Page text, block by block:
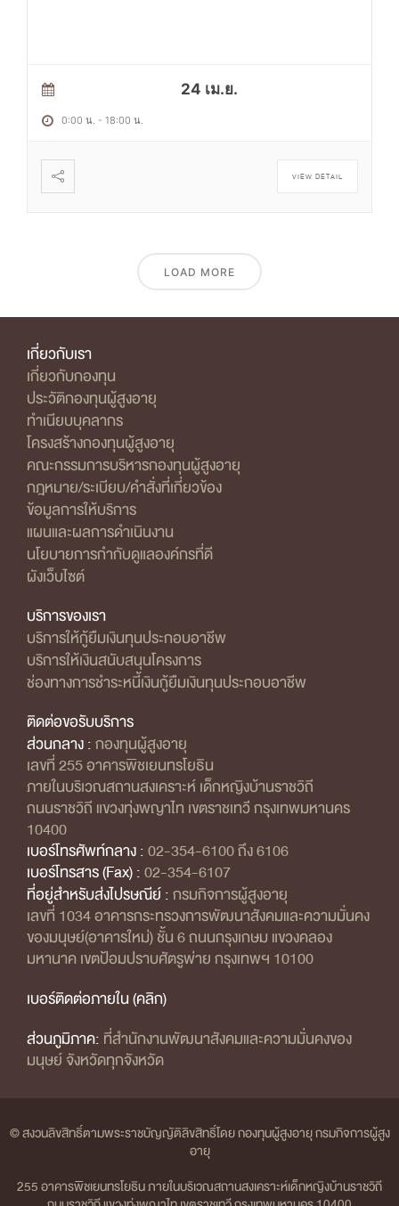
24 เม.ย.
0:00 น. - 18:00 น.
VIEW DETAIL
LOAD MORE
เกี่ยวกับเรา
เกี่ยวกับกองทุน
ประวัติกองทุนผู้สูงอายุ
ทำเนียบบุคลากร
โครงสร้างกองทุนผู้สูงอายุ
คณะกรรมการบริหารกองทุนผู้สูงอายุ
กฎหมาย/ระเบียบ/คำสั่งที่เกี่ยวข้อง
ข้อมูลการให้บริการ
แผนและผลการดำเนินงาน
นโยบายการกำกับดูแลองค์กรที่ดี
ผังเว็บไซต์
บริการของเรา
บริการให้กู้ยืมเงินทุนประกอบอาชีพ
บริการให้เงินสนับสนุนโครงการ
ช่องทางการชำระหนี้เงินกู้ยืมเงินทุนประกอบอาชีพ
ติดต่อขอรับบริการ
ส่วนกลาง :กองทุนผู้สูงอายุ
เลขที่ 255 อาคารพิชเยนทรโยธิน
ภายในบริเวณสถานสงเคราะห์ เด็กหญิงบ้านราชวิถี
ถนนราชวิถี แขวงทุ่งพญาไท เขตราชเทวี กรุงเทพมหานคร
10400
เบอร์โทรศัพท์กลาง :02-354-6100 ถึง 6106
เบอร์โทรสาร (Fax) :02-354-6107
ที่อยู่สำหรับส่งไปรษณีย์ :กรมกิจการผู้สูงอายุ
เลขที่ 1034 อาคารกระทรวงการพัฒนาสังคมและความมั่นคง
ของมนุษย์(อาคารใหม่) ชั้น 6 ถนนกรุงเกษม แขวงคลอง
มหานาค เขตป้อมปราบศัตรูพ่าย กรุงเทพฯ 10100
เบอร์ติดต่อภายใน (คลิก)
ส่วนภูมิภาค: ที่สำนักงานพัฒนาสังคมและความมั่นคงของ
มนุษย์ จังหวัดทุกจังหวัด
© สงวนลิขสิทธิ์ตามพระราชบัญญัติลิขสิทธิ์โดย กองทุนผู้สูงอายุ กรมกิจการผู้สูง
อายุ
255 อาคารพิชเยนทรโยธิน ภายในบริเวณสถานสงเคราะห์เด็กหญิงบ้านราชวิถี